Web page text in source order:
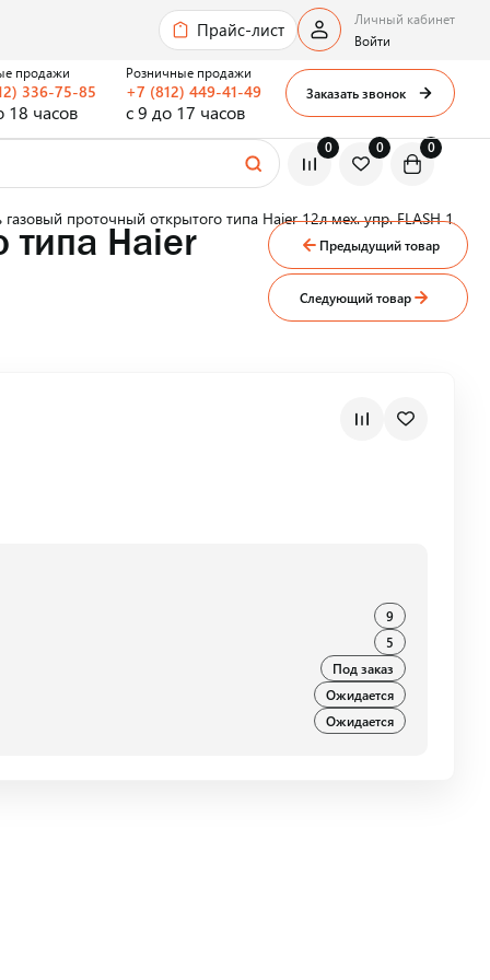
Прайс-лист
0 0 0
продажи
336-75-85
18 часов
Розничные продажи
+7 (812) 449-41-49
с 9 до 17 часов
Заказать звонок
Личный кабинет
Войти
газовый проточный открытого типа Haier 12л мех. упр. FLASH 12
типа Haier
9
5
Под заказ
Ожидается
Ожидается
Предыдущий товар
Следующий товар